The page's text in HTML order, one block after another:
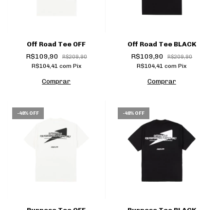
Off Road Tee OFF
R$109,90
R$209,90
R$104,41 com Pix
Comprar
Off Road Tee BLACK
R$109,90
R$209,90
R$104,41com Pix
Comprar
-48% OFF -48% OFF